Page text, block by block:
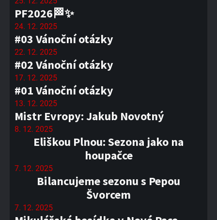
PF2026🏁✨
24. 12. 2025
#03 Vánoční otázky
22. 12. 2025
#02 Vánoční otázky
17. 12. 2025
#01 Vánoční otázky
13. 12. 2025
Mistr Evropy: Jakub Novotný
8. 12. 2025
Eliškou Plnou: Sezona jako na
houpačce
7. 12. 2025
Bilancujeme sezonu s Pepou
Švorcem
7. 12. 2025